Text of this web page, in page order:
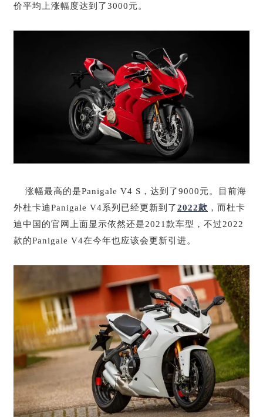
价平均上涨幅度达到了3000元。
涨幅最高的是Panigale V4 S，达到了9000元。目前海
外杜卡迪Panigale V4系列已经更新到了2022款 ，而杜卡
迪中国的官网上面显示依然还是2021款车型，不过2022
款的Panigale V4在今年也应该会更新引进。